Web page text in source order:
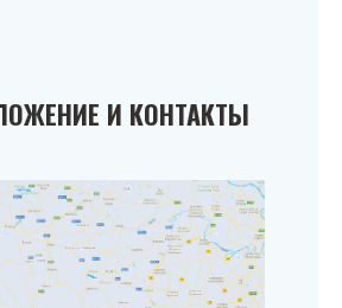
И КОНТАКТЫ